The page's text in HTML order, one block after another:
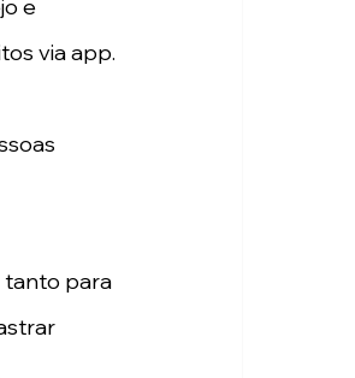
e
via app.
tanto para